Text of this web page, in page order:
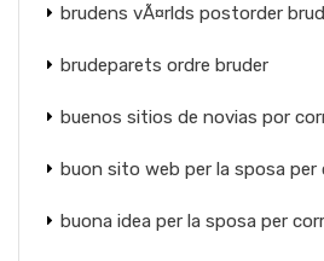
brudens vÃ¤rlds postorder
brudeparets ordre bruder
buenos sitios de novias por
buon sito web per la sposa per
buona idea per la sposa per